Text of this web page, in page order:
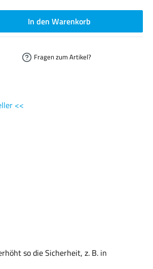
benutze die Schaltflächen um die Anzahl zu erhöhen
In den Warenkorb
Fragen zum Artikel?
<<
so die Sicherheit, z. B. in